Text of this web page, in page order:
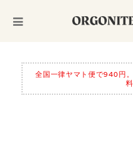
全国一律ヤマト便で940円
料